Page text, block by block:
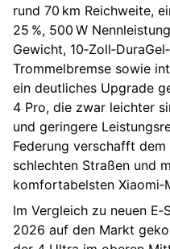
rund 70 km Reichweite,
25 %, 500 W
Gewicht,
Trommelbremse sowie
ein deutliches Upgrade
4 Pro, die zwar leichter
und geringere
Federung verschafft
schlechten Straßen und
komfortabelsten
Im Vergleich zu neuen
2026 auf den Markt